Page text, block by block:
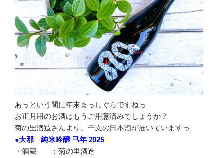
あっという間に年末まっしぐらですねっ
お正月用のお酒はもうご用意済みでしょうか？
菊の里酒造さんより、干支の日本酒が届いていますっ
●大那 純米吟醸 巳年 2025
・酒蔵 ：菊の里酒造